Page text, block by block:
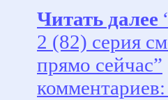
Читать далее
2 (82) серия
прямо сейчас”